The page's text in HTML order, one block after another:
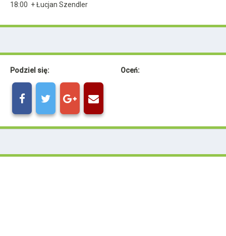
18:00 + Łucjan Szendler
Podziel się: Oceń: